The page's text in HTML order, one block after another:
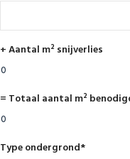
+ Aantal m² snijverlies
= Totaal aantal m²
Type ondergrond*